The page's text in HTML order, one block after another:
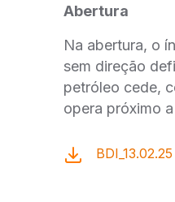
Abertura
Na abertura, o
sem direção
petróleo cede,
opera próximo
BDI_13.02.25